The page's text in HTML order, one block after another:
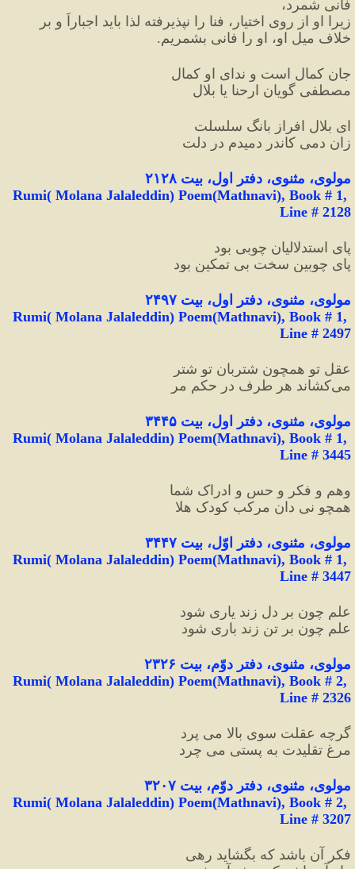
فانی شمرد،
خلاف میل او، او را فانی بشمریم.
جان کمال است و ندای او کمال
مصطفی گویان ارحنا یا بلال
ای بلال افراز بانگ سلسلت
زان دمی کاندر دمیدم در دلت
مولوی، مثنوی، دفتر اول، بیت ۲۱۲۸
Rumi( Molana Jalaleddin) Poem(Mathnavi), Book # 1,
Line # 2128
پای استدلالیان چوبی بود
پای چوبین سخت بی تمکین بود
مولوی، مثنوی، دفتر اول، بیت ۲۴۹۷
Rumi( Molana Jalaleddin) Poem(Mathnavi), Book # 1,
Line # 2497
عقل تو همچون شتربان تو شتر
می‌کشاند هر طرف در حکم مر
مولوی، مثنوی، دفتر اول، بیت ۳۴۴۵
Rumi( Molana Jalaleddin) Poem(Mathnavi), Book # 1,
Line # 3445
وهم و فکر و حس و ادراک شما
همچو نی دان مرکب کودک هلا
مولوی، مثنوی، دفتر اوّل، بیت ۳۴۴۷
Rumi( Molana Jalaleddin) Poem(Mathnavi), Book # 1,
Line # 3447
علم چون بر دل زند یاری شود
علم چون بر تن زند باری شود
مولوی، مثنوی، دفتر دوّم، بیت ۲۳۲۶
Rumi( Molana Jalaleddin) Poem(Mathnavi), Book # 2,
Line # 2326
گرچه عقلت سوی بالا می پرد
مرغ تقلیدت به پستی می چرد
مولوی، مثنوی، دفتر دوّم، بیت ۳۲۰۷
Rumi( Molana Jalaleddin) Poem(Mathnavi), Book # 2,
Line # 3207
فکر آن باشد که بگشاید رهی